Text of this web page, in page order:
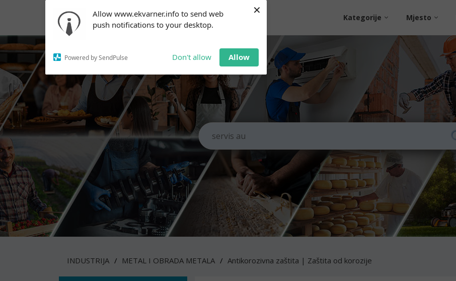
Allow www.ekvarner.info to send web
push notifications to your desktop.
Powered by SendPulse Don't allow Allow
×
notifications!
To enable permission prompts, click
on the notification icon
Kategorije Mjesto
INDUSTRIJA METAL I OBRADA METALA Antikorozivna zaštita | Zaštita od korozije